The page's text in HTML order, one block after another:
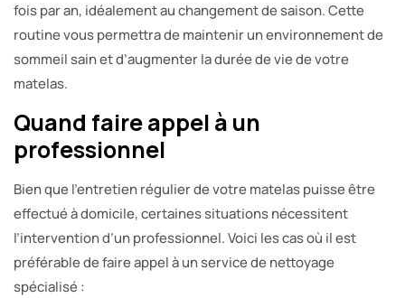
fois par an, idéalement au changement de saison. Cette
routine vous permettra de maintenir un environnement de
sommeil sain et d’augmenter la durée de vie de votre
matelas.
Quand faire appel à un
professionnel
Bien que l’entretien régulier de votre matelas puisse être
effectué à domicile, certaines situations nécessitent
l’intervention d’un professionnel. Voici les cas où il est
préférable de faire appel à un service de nettoyage
spécialisé :